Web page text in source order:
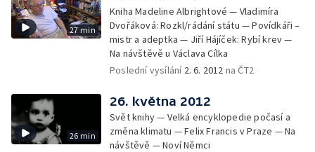
27 min
Kniha Madeline Albrightové — Vladimíra
Dvořáková: Rozkl/rádání státu — Povídkáři –
mistr a adeptka — Jiří Hájíček: Rybí krev —
Na návštěvě u Václava Cílka
Poslední vysílání 2. 6. 2012 na ČT2
26 min
26. května 2012
Svět knihy — Velká encyklopedie počasí a
změna klimatu — Felix Francis v Praze — Na
návštěvě — Noví Němci